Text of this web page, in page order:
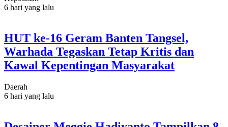
6 hari yang lalu
HUT ke-16 Geram Banten Tangsel,
Warhada Tegaskan Tetap Kritis dan
Kawal Kepentingan Masyarakat
Daerah
6 hari yang lalu